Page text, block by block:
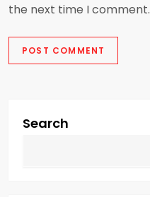
the next time I comment.
Search